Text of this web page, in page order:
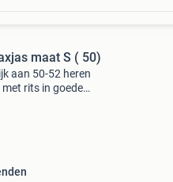
maat S ( 50)
aan 50-52 heren
rits in goede